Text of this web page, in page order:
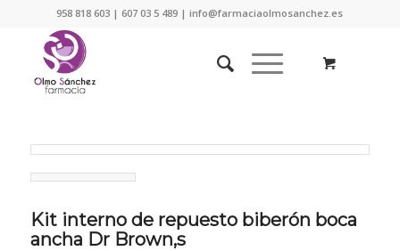
958 818 603 | 607 03 5 489 | info@farmaciaolmosanchez.es
Kit interno de repuesto biberón boca
ancha Dr Brown,s